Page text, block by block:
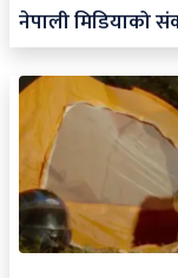
नेपाली मिडियाको